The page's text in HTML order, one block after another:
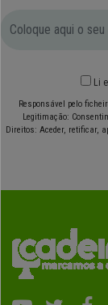
Li
Responsável pelo
Legitimação:
Direitos: Aceder, retificar,